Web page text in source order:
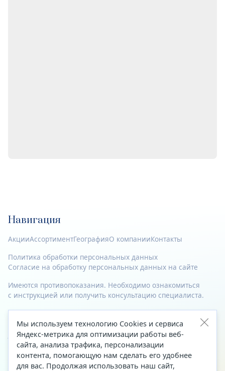
Навигация
АкцииАссортиментГеографияО компанииКонтакты
Политика обработки персональных данных
Согласие на обработку персональных данных на сайте
Имеются противопоказания. Необходимо ознакомиться
с инструкцией или получить консультацию специалиста.
© 2023—2026 Все права защищены.
Адрес
Архангельск, ул. Папанина, д. 19 (вход в здание со стороны
автоцентра «Тойота»)
Мы используем технологию Cookies и сервиса
Яндекс-метрика для оптимизации работы веб-
сайта, анализа трафика, персонализации
контента, помогающую нам сделать его удобнее
для вас. Продолжая использовать наш сайт,